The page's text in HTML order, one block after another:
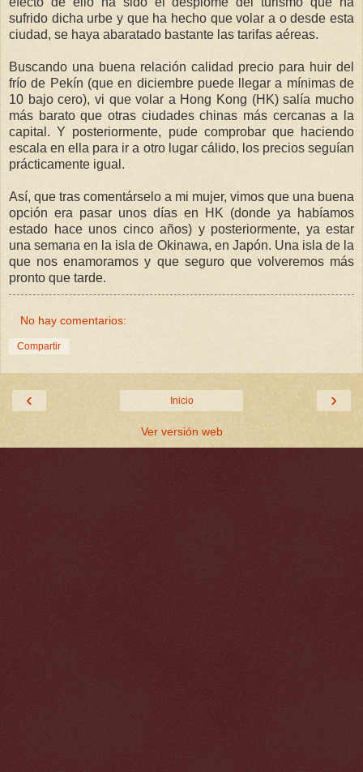
sufrido dicha urbe y que ha hecho que volar a o desde esta
ciudad, se haya abaratado bastante las tarifas aéreas.
Buscando una buena relación calidad precio para huir del
frío de Pekín (que en diciembre puede llegar a mínimas de
10 bajo cero), vi que volar a Hong Kong (HK) salía mucho
más barato que otras ciudades chinas más cercanas a la
capital. Y posteriormente, pude comprobar que haciendo
escala en ella para ir a otro lugar cálido, los precios seguían
prácticamente igual.
Así, que tras comentárselo a mi mujer, vimos que una buena
opción era pasar unos días en HK (donde ya habíamos
estado hace unos cinco años) y posteriormente, ya estar
una semana en la isla de Okinawa, en Japón. Una isla de la
que nos enamoramos y que seguro que volveremos más
pronto que tarde.
No hay comentarios:
Compartir
‹ ›
Inicio
Ver versión web